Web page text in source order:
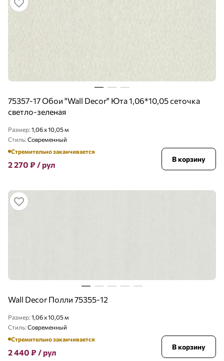
75357-17 Обои "Wall Decor" Юта 1,06*10,05 сеточка
светло-зеленая
Размер: 1,06 x 10,05 м
Стиль: Современный
Стремительно заканчивается
2 270 ₽ / рул
В корзину
Wall Decor Полли 75355-12
Размер: 1,06 x 10,05 м
Стиль: Современный
Стремительно заканчивается
2 440 ₽ / рул
В корзину